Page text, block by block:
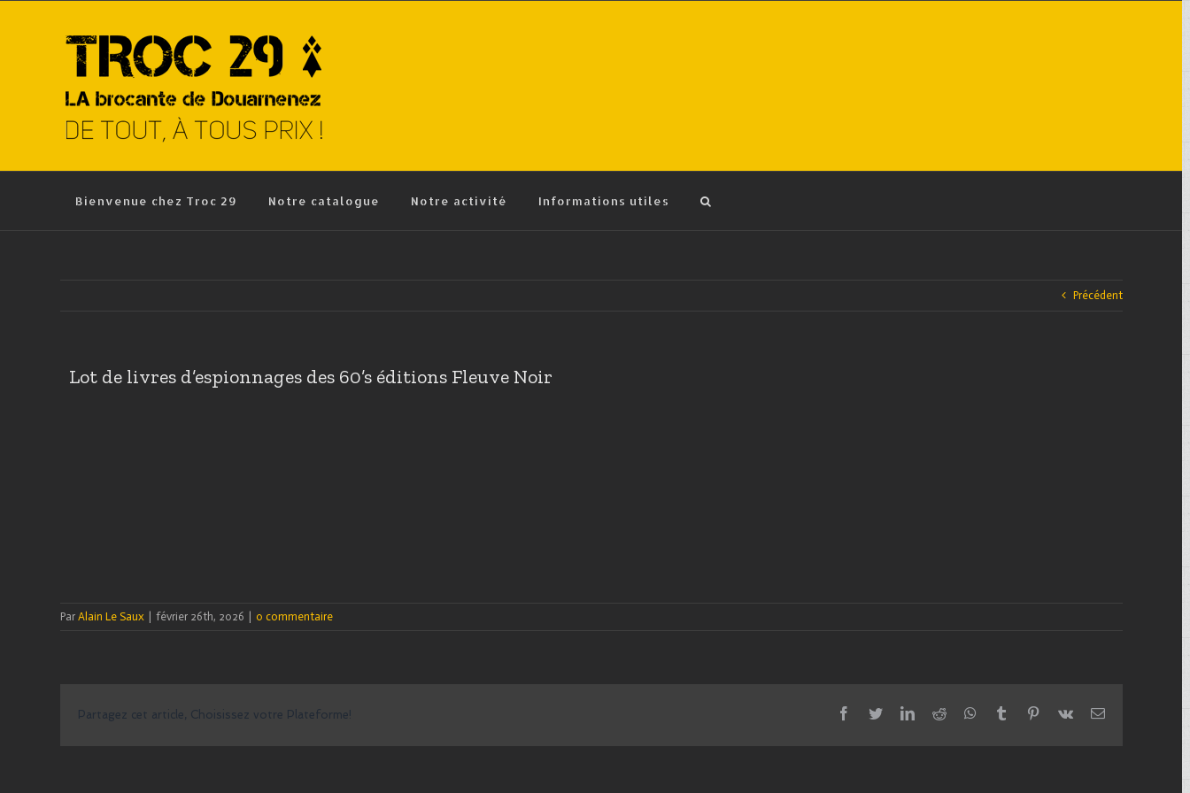
Bienvenue chez Troc 29 Notre catalogue Notre activité Informations utiles
Précédent
Lot de livres d’espionnages des 60’s éditions Fleuve Noir
Par Alain Le Saux février 26th, 2026 0 commentaire
Partagez cet article, Choisissez votre Plateforme! facebook
twitterlinkedinredditwhatsapptumblrpinterest
vk Email